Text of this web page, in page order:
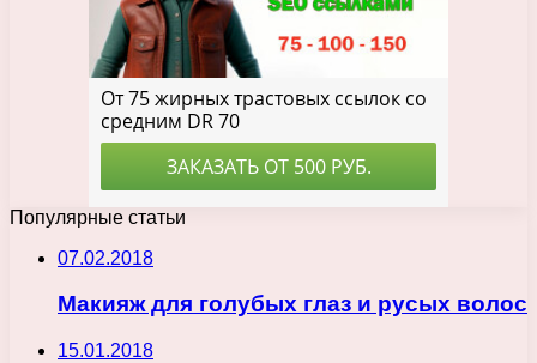
Популярные статьи
07.02.2018
Макияж для голубых глаз и русых волос
15.01.2018